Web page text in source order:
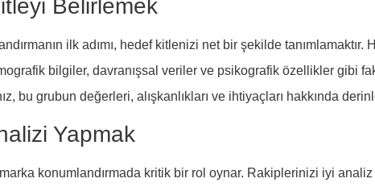
Belirlemek
ilk adımı, hedef kitlenizi net bir şekilde
bilgiler, davranışsal veriler ve psikografik özellikler gibi
bu grubun değerleri, alışkanlıkları ve ihtiyaçları hakkında
Yapmak
konumlandırmada kritik bir rol oynar. Rakiplerinizi iyi